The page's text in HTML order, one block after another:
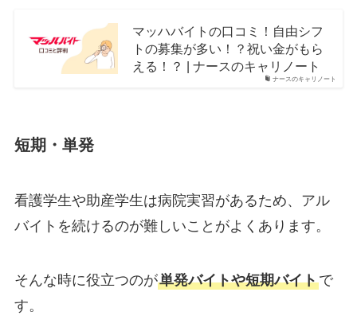
ナースのキャリノート
マッハバイトの口コミ！自由シフ
トの募集が多い！？祝い金がもら
える！？ | ナースのキャリノート
短期・単発
看護学生や助産学生は病院実習があるため、アル
バイトを続けるのが難しいことがよくあります。
そんな時に役立つのが単発バイトや短期バイトで
す。